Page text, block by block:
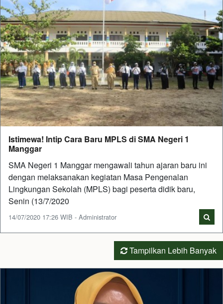
Istimewa! Intip Cara Baru MPLS di SMA Negeri 1
Manggar
SMA Negeri 1 Manggar mengawali tahun ajaran baru ini
dengan melaksanakan kegiatan Masa Pengenalan
Lingkungan Sekolah (MPLS) bagi peserta didik baru,
Senin (13/7/2020
14/07/2020 17:26 WIB - Administrator
Tampilkan Lebih Banyak